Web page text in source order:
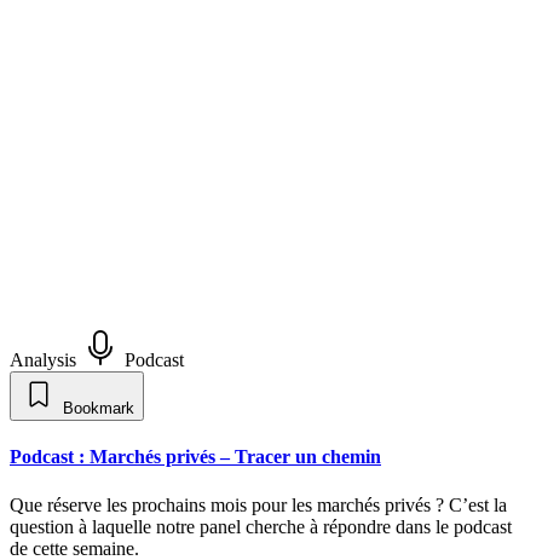
Analysis Podcast
Bookmark
Podcast : Marchés privés – Tracer un chemin
Que réserve les prochains mois pour les marchés privés ? C’est la
question à laquelle notre panel cherche à répondre dans le podcast
de cette semaine.